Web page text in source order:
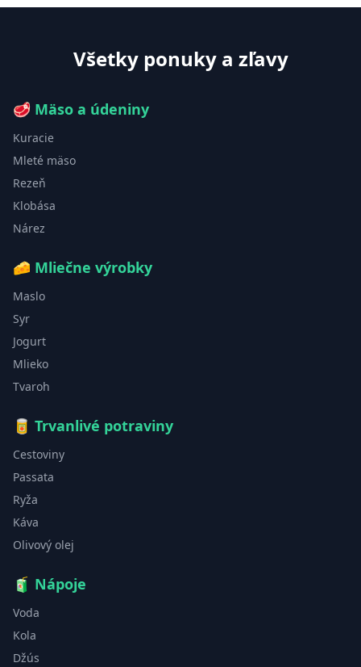
Všetky ponuky a zľavy
🥩 Mäso a údeniny
Kuracie
Mleté mäso
Rezeň
Klobása
Nárez
🧀 Mliečne výrobky
Maslo
Syr
Jogurt
Mlieko
Tvaroh
🥫 Trvanlivé potraviny
Cestoviny
Passata
Ryža
Káva
Olivový olej
🧃 Nápoje
Voda
Kola
Džús